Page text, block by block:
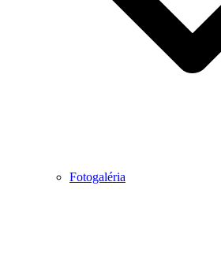
Fotogaléria